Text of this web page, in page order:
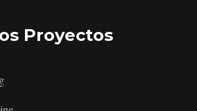
Proyectos